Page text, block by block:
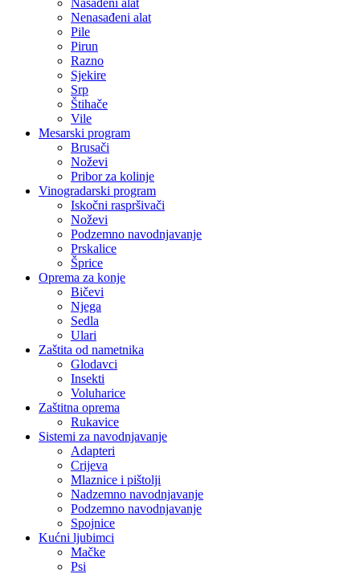
Nasađeni alat
Nenasađeni alat
Pile
Pirun
Razno
Sjekire
Srp
Štihače
Vile
Mesarski program
Brusači
Noževi
Pribor za kolinje
Vinogradarski program
Iskočni raspršivači
Noževi
Podzemno navodnjavanje
Prskalice
Šprice
Oprema za konje
Bičevi
Njega
Sedla
Ulari
Zaštita od nametnika
Glodavci
Insekti
Voluharice
Zaštitna oprema
Rukavice
Sistemi za navodnjavanje
Adapteri
Crijeva
Mlaznice i pištolji
Nadzemno navodnjavanje
Podzemno navodnjavanje
Spojnice
Kućni ljubimci
Mačke
Psi